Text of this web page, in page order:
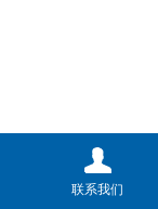
联系我们